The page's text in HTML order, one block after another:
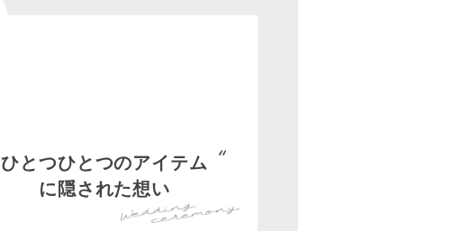
ひとつひとつのアイテム
に隠された想い